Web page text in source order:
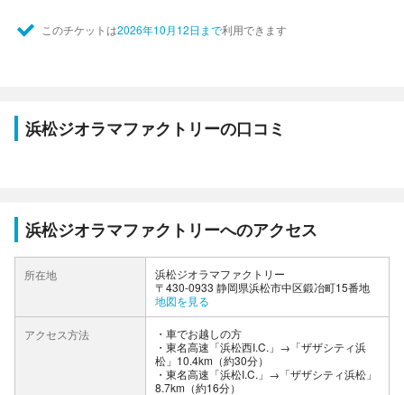
このチケットは2026年10月12日まで利用できます
浜松ジオラマファクトリーの口コミ
浜松ジオラマファクトリーへのアクセス
所在地
浜松ジオラマファクトリー
〒430-0933 静岡県浜松市中区鍛冶町15番地
地図を見る
アクセス方法
車でお越しの方
・東名高速「浜松西I.C.」→「ザザシティ浜
松」10.4km（約30分）
・東名高速「浜松I.C.」→「ザザシティ浜松」
8.7km（約16分）